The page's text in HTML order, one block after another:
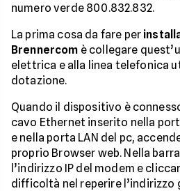
numero verde 800.832.832.
La prima cosa da fare per
Brennercom è collegare
elettrica e alla linea telefonica
dotazione.
Quando il dispositivo è
cavo Ethernet inserito nella
e nella porta LAN del pc,
proprio Browser web. Nella
l’indirizzo IP del modem e
difficoltà nel reperire